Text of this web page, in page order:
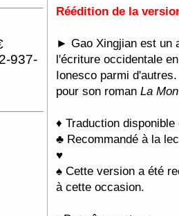
937-
Réédition de la
► Gao Xingjian est un
l'écriture occidentale
Ionesco parmi
pour son roman La
♦ Traduction
♣ Recommandé à la
♥
♠ Cette version a été
à cette occasion.